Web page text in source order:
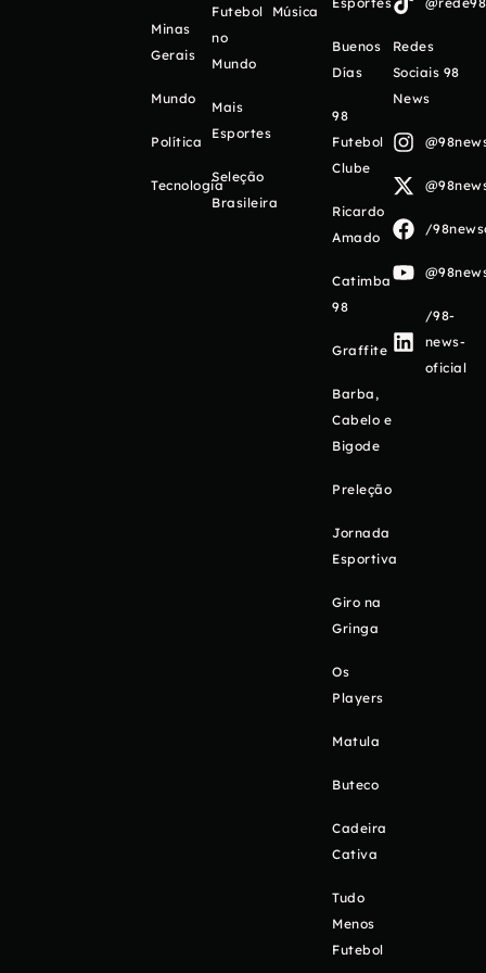
Minas
Gerais
Mundo
Política
Tecnologia
Futebol
no
Mundo
Mais
Esportes
Seleção
Brasileira
Música
Buenos
Días
98
Futebol
Clube
Ricardo
Amado
Catimba
98
Graffite
Barba,
Cabelo e
Bigode
Preleção
Jornada
Esportiva
Giro na
Gringa
Os
Players
Matula
Buteco
Cadeira
Cativa
Tudo
Menos
Futebol
Redes
Sociais 98
News
/
/98-
news-
oficial